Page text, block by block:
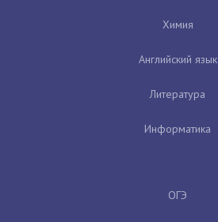
Химия
Английский язык
Литература
Информатика
ОГЭ